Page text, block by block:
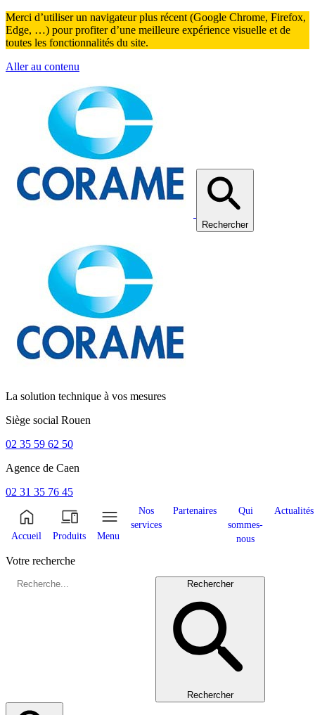
Merci d’utiliser un navigateur plus récent (Google Chrome, Firefox,
Edge, …) pour profiter d’une meilleure expérience visuelle et de
toutes les fonctionnalités du site.
Aller au contenu
Rechercher
La solution technique à vos mesures
Siège social Rouen
02 35 59 62 50
Agence de Caen
02 31 35 76 45
Accueil Produits Menu
Nos
services
Partenaires
Qui
sommes-
nous
Actualités
Votre recherche
Rechercher
Rechercher